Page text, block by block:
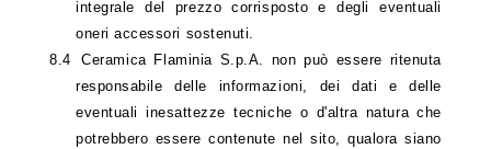
integrale del prezzo corrisposto e degli eventuali
oneri accessori sostenuti.
8.4
Ceramica Flaminia S.p.A. non può essere ritenuta
responsabile delle informazioni, dei dati e delle
eventuali inesattezze tecniche o d'altra natura che
potrebbero essere contenute nel sito, qualora siano